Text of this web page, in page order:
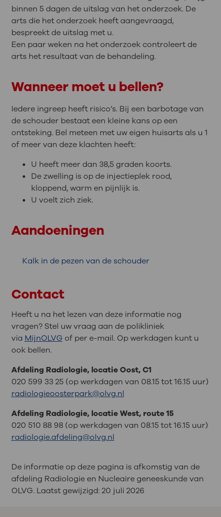
binnen 5 dagen de uitslag van het onderzoek. De
arts die het onderzoek heeft aangevraagd,
bespreekt de uitslag met u.
Een paar weken na het onderzoek controleert de
arts het resultaat van de behandeling.
Wanneer moet u bellen?
Iedere ingreep heeft risico’s. Bij een barbotage van
de schouder bestaat een kleine kans op een
ontsteking. Bel meteen met uw eigen huisarts als u 1
of meer van deze klachten heeft:
U heeft meer dan 38,5 graden koorts.
De zwelling is op de injectieplek rood,
kloppend, warm en pijnlijk is.
U voelt zich ziek.
Aandoeningen
Kalk in de pezen van de schouder
Contact
Heeft u na het lezen van deze informatie nog
vragen? Stel uw vraag aan de polikliniek
via MijnOLVG of per e-mail. Op werkdagen kunt u
ook bellen.
Afdeling Radiologie, locatie Oost, C1
020 599 33 25 (op werkdagen van 08.15 tot 16.15 uur)
radiologieoosterpark@olvg.nl
Afdeling Radiologie, locatie West, route 15
020 510 88 98 (op werkdagen van 08.15 tot 16.15 uur)
radiologie.afdeling@olvg.nl
De informatie op deze pagina is afkomstig van de
afdeling Radiologie en Nucleaire geneeskunde van
OLVG. Laatst gewijzigd:20 juli 2026